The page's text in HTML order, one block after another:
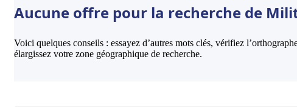
Aucune offre pour la recherche de
Voici quelques conseils : essayez d’autres mots clés, vérifiez
élargissez votre zone géographique de recherche.